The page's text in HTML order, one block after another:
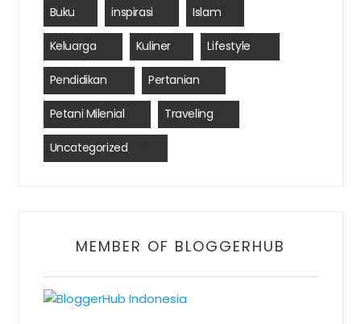
Buku inspirasi Islam
Keluarga Kuliner(1) Lifestyle
Pendidikan Pertanian
Petani Milenial Traveling
Uncategorized
MEMBER OF BLOGGERHUB